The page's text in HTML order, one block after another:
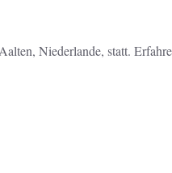
Niederlande, statt.